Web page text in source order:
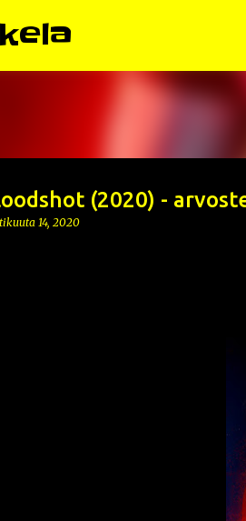
(2020) -
14, 2020